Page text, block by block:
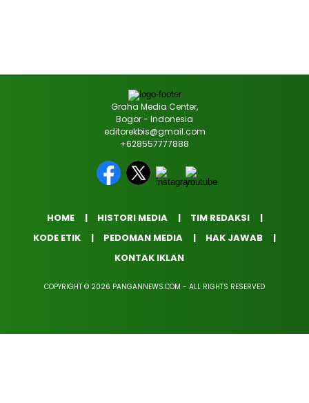
Graha Media Center,
Bogor - Indonesia
editorekbis@gmail.com
+628557777888
HOME HISTORI MEDIA
TIM REDAKSI
KODE ETIK
PEDOMAN MEDIA
HAK JAWAB
KONTAK IKLAN
COPYRIGHT © 2026 PANGANNEWS.COM - ALL RIGHTS RESERVED